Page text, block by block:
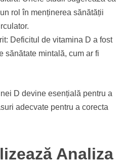
rol în menținerea sănătății
Deficitul de vitamina D a fost
sănătate mintală, cum ar fi
D devine esențială pentru a
adecvate pentru a corecta
Analiza